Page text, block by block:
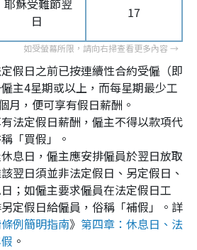
日
17
假日之前已按連續性合約受僱（即
主4星期或以上，而每星期最少工
月，便可享有假日薪酬。
法定假日薪酬，僱主不得以款項代
「買假」。
息日，僱主應安排僱員於翌日放取
翌日須並非法定假日、另定假日、
；如僱主要求僱員在法定假日工
定假日給僱員，俗稱「補假」。詳
例簡明指南》 第四章：休息日、法
。